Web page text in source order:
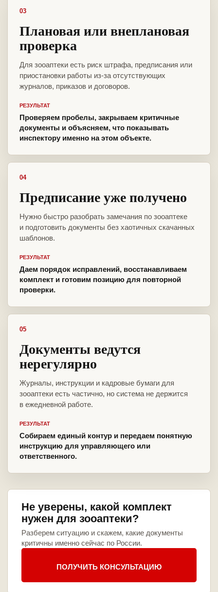
03
Плановая или внеплановая
проверка
Для зооаптеки есть риск штрафа, предписания или
приостановки работы из-за отсутствующих
журналов, приказов и договоров.
РЕЗУЛЬТАТ
Проверяем пробелы, закрываем критичные
документы и объясняем, что показывать
инспектору именно на этом объекте.
04
Предписание уже получено
Нужно быстро разобрать замечания по зооаптеке
и подготовить документы без хаотичных скачанных
шаблонов.
РЕЗУЛЬТАТ
Даем порядок исправлений, восстанавливаем
комплект и готовим позицию для повторной
проверки.
05
Документы ведутся
нерегулярно
Журналы, инструкции и кадровые бумаги для
зооаптеки есть частично, но система не держится
в ежедневной работе.
РЕЗУЛЬТАТ
Собираем единый контур и передаем понятную
инструкцию для управляющего или
ответственного.
Не уверены, какой комплект
нужен для зооаптеки?
Разберем ситуацию и скажем, какие документы
критичны именно сейчас по России.
ПОЛУЧИТЬ КОНСУЛЬТАЦИЮ